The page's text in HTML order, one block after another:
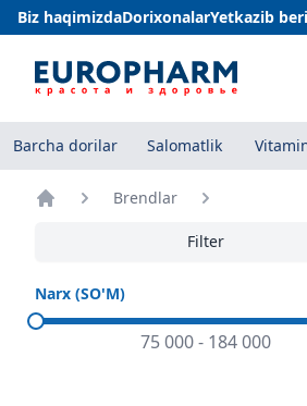
Biz haqimizdaDorixonalarYetkazib
Barcha dorilar Salomatlik
Brendlar
Filter
Narx (SO'M)
75 000- 184 000